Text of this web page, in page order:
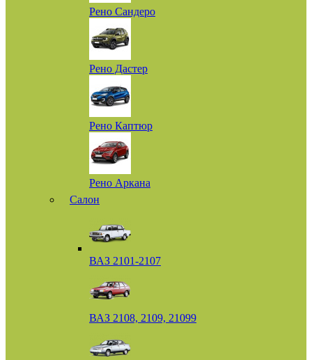
Рено Сандеро
Рено Дастер
Рено Каптюр
Рено Аркана
Салон
ВАЗ 2101-2107
ВАЗ 2108, 2109, 21099